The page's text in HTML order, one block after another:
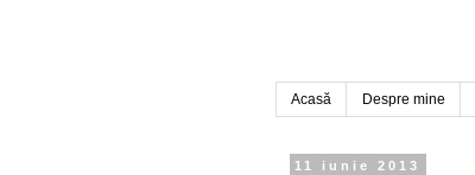
Acasă Despre mine
11 iunie 2013